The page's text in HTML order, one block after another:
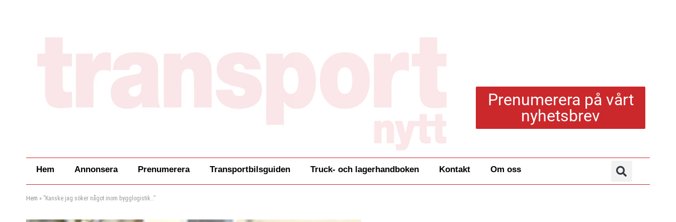
Prenumerera på vårt
nyhetsbrev
Hem Annonsera Prenumerera Transportbilsguiden Truck- och lagerhandboken Kontakt Om oss
Hem » ”Kanske jag söker något inom bygglogistik…”